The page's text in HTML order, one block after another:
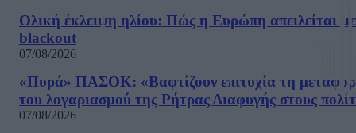
Ολική έκλειψη ηλίου: Πώς η Ευρώπη απειλείται με
blackout
07/08/2026
«Πυρά» ΠΑΣΟΚ: «Βαφτίζουν επιτυχία τη
του λογαριασμού της Ρήτρας Διαφυγής στους
07/08/2026